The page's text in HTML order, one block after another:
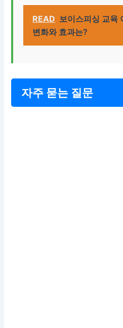
READ 보이스피싱 교육
변화와 효과는?
자주 묻는 질문